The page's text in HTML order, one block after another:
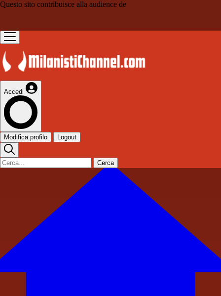
Questo sito contribuisce alla audience de
Accedi
Modifica profilo Logout
Cerca